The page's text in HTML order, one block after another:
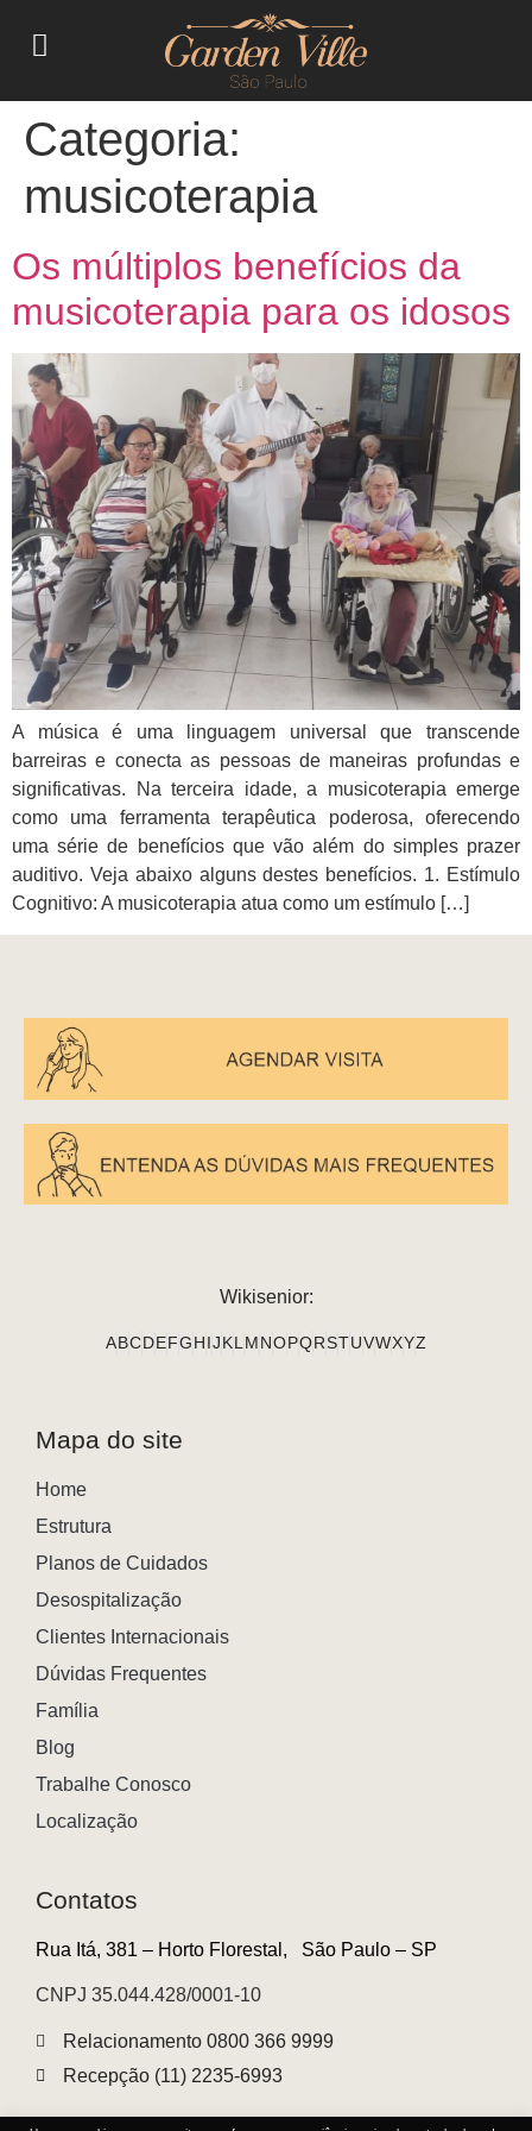
Categoria:
musicoterapia
Os múltiplos benefícios da
musicoterapia para os idosos
A música é uma linguagem universal que transcende
barreiras e conecta as pessoas de maneiras profundas e
significativas. Na terceira idade, a musicoterapia emerge
como uma ferramenta terapêutica poderosa, oferecendo
uma série de benefícios que vão além do simples prazer
auditivo. Veja abaixo alguns destes benefícios. 1. Estímulo
Cognitivo: A musicoterapia atua como um estímulo […]
Wikisenior:
ABCDEFGHIJKL MNOPQRSTUVWXYZ
Mapa do site
Home
Estrutura
Planos de Cuidados
Desospitalização
Clientes Internacionais
Dúvidas Frequentes
Família
Blog
Trabalhe Conosco
Localização
Contatos
Rua Itá, 381 – Horto Florestal, São Paulo – SP
CNPJ 35.044.428/0001-10
Relacionamento 0800 366 9999
Recepção (11) 2235-6993